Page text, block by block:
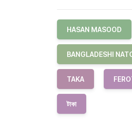
HASAN MASOOD
BANGLADESHI
TAKA
টাকা